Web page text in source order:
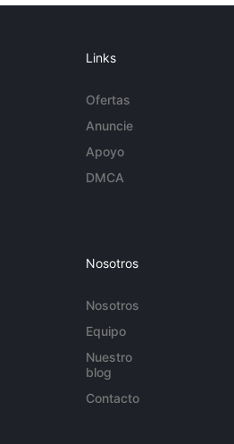
Links
Ofertas
Anuncie
Apoyo
DMCA
Nosotros
Nosotros
Equipo
Nuestro
blog
Contacto